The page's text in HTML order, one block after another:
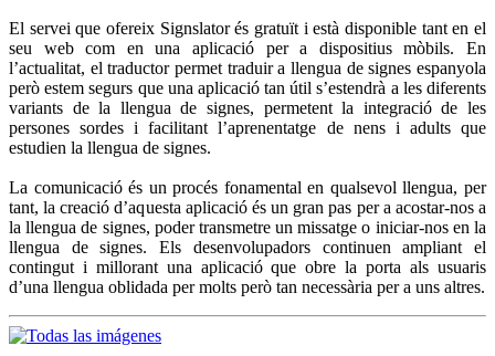
El servei que ofereix Signslator és gratuït i està disponible tant en el
seu web com en una aplicació per a dispositius mòbils. En
l’actualitat, el traductor permet traduir a llengua de signes espanyola
però estem segurs que una aplicació tan útil s’estendrà a les diferents
variants de la llengua de signes, permetent la integració de les
persones sordes i facilitant l’aprenentatge de nens i adults que
estudien la llengua de signes.
La comunicació és un procés fonamental en qualsevol llengua, per
tant, la creació d’aquesta aplicació és un gran pas per a acostar-nos a
la llengua de signes, poder transmetre un missatge o iniciar-nos en la
llengua de signes. Els desenvolupadors continuen ampliant el
contingut i millorant una aplicació que obre la porta als usuaris
d’una llengua oblidada per molts però tan necessària per a uns altres.